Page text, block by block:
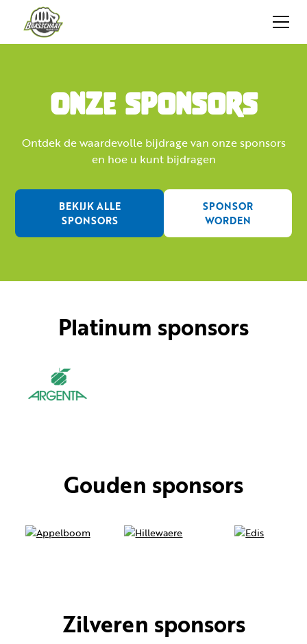
Onze sponsors
Ontdek de waardevolle bijdrage van onze sponsors
en hoe u kunt bijdragen
BEKIJK ALLE
SPONSORS
SPONSOR
WORDEN
Platinum sponsors
Gouden sponsors
Zilveren sponsors